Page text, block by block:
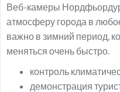
Веб-камеры
атмосферу города в
важно в зимний период,
меняться очень быстро.
контроль
демонстрация